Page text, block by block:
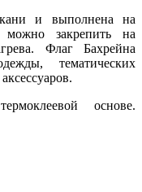
и выполнена на
можно закрепить на
Флаг Бахрейна
тематических
основе.